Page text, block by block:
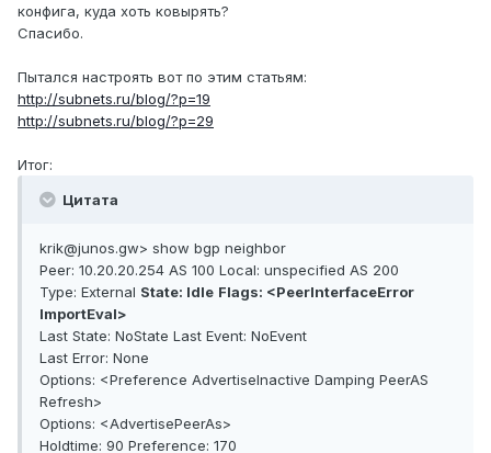
конфига, куда хоть ковырять?
Спасибо.
Пытался настроять вот по этим статьям:
http://subnets.ru/blog/?p=19
http://subnets.ru/blog/?p=29
Итог:
Цитата
krik@junos.gw> show bgp neighbor
Peer: 10.20.20.254 AS 100 Local: unspecified AS 200
Type: External State: Idle Flags: <PeerInterfaceError
ImportEval>
Last State: NoState Last Event: NoEvent
Last Error: None
Options: <Preference AdvertiseInactive Damping PeerAS
Refresh>
Options: <AdvertisePeerAs>
Holdtime: 90 Preference: 170